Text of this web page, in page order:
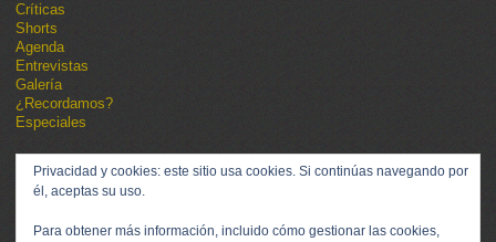
Críticas
Shorts
Agenda
Entrevistas
Galería
¿Recordamos?
Especiales
Privacidad y cookies: este sitio usa cookies. Si continúas navegando por
él, aceptas su uso.
Para obtener más información, incluido cómo gestionar las cookies,